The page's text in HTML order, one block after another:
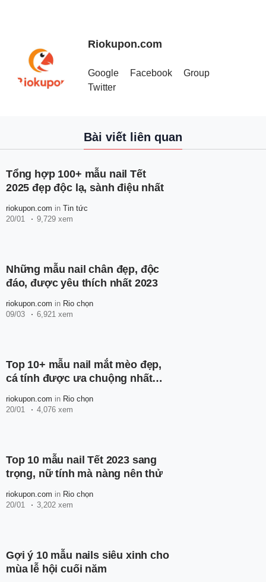
Riokupon.com
Google Facebook
Group
Twitter
Bài viết liên quan
Tổng hợp 100+ mẫu nail Tết
2025 đẹp độc lạ, sành điệu nhất
riokupon.com in Tin tức
20/01
9,729 xem
Những mẫu nail chân đẹp, độc
đáo, được yêu thích nhất 2023
riokupon.com in Rio chọn
09/03
6,921 xem
Top 10+ mẫu nail mắt mèo đẹp,
cá tính được ưa chuộng nhất
riokupon.com in Rio chọn
20/01
4,076 xem
Top 10 mẫu nail Tết 2023 sang
trọng, nữ tính mà nàng nên thử
riokupon.com in Rio chọn
20/01
3,202 xem
Gợi ý 10 mẫu nails siêu xinh cho
mùa lễ hội cuối năm